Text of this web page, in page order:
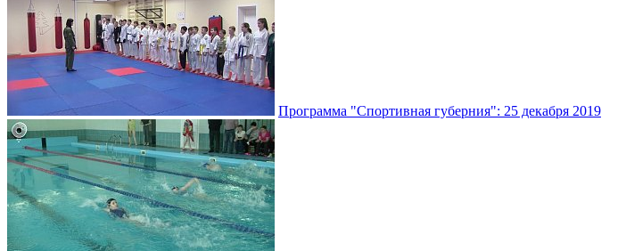
Программа "Спортивная губерния": 25 декабря 2019